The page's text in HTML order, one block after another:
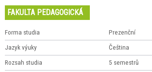
FAKULTA PEDAGOGICKÁ
Forma studia Prezenční
Jazyk výuky Čeština
Rozsah studia 5 semestrů